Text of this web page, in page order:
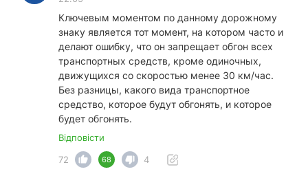
Ключевым моментом по данному дорожному
знаку является тот момент, на котором часто и
делают ошибку, что он запрещает обгон всех
транспортных средств, кроме одиночных,
движущихся со скоростью менее 30 км/час.
Без разницы, какого вида транспортное
средство, которое будут обгонять, и которое
будет обгонять.
Відповісти
72
68 4